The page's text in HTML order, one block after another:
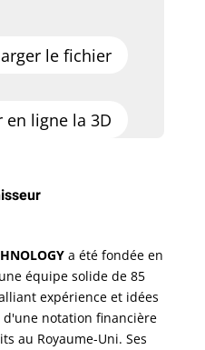
le fichier
en ligne la 3D
a été fondée en
équipe solide de 85
expérience et idées
d'une notation financière
au Royaume-Uni. Ses